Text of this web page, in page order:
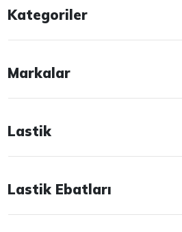
Kategoriler
Markalar
Lastik
Lastik Ebatları